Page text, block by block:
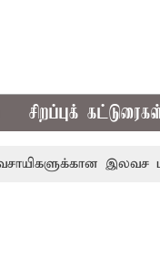
சிறப்புக்
இலவச